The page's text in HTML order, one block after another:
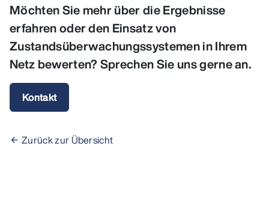
Möchten Sie mehr über die Ergebnisse
erfahren oder den Einsatz von
Zustandsüberwachungssystemen in Ihrem
Netz bewerten? Sprechen Sie uns gerne an.
Kontakt
Zurück zur Übersicht